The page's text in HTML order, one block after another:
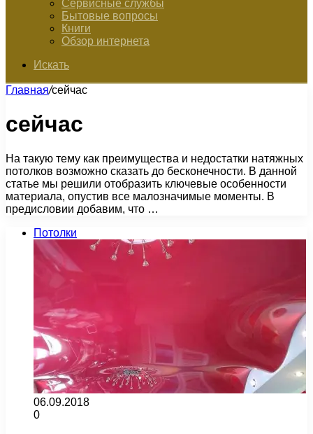
Сервисные службы
Бытовые вопросы
Книги
Обзор интернета
Искать
Главная/сейчас
сейчас
На такую тему как преимущества и недостатки натяжных
потолков возможно сказать до бесконечности. В данной
статье мы решили отобразить ключевые особенности
материала, опустив все малозначимые моменты. В
предисловии добавим, что …
Потолки
06.09.2018
0